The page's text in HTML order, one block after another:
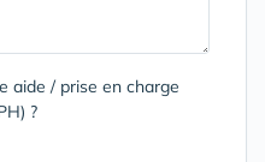
aide / prise en charge
?